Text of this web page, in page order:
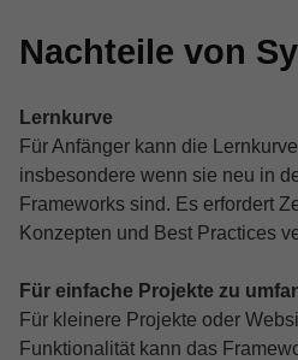
Nachteile von
Lernkurve
Für Anfänger kann die
insbesondere wenn sie neu in
Frameworks sind. Es erfordert
Konzepten und Best Practices
Für einfache Projekte zu
Für kleinere Projekte oder
Funktionalität kann das